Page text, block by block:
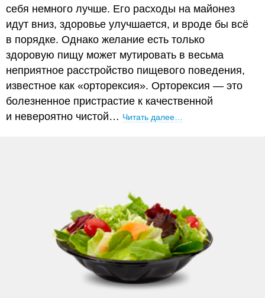
себя немного лучше. Его расходы на майонез
идут вниз, здоровье улучшается, и вроде бы всё
в порядке. Однако желание есть только
здоровую пищу может мутировать в весьма
неприятное расстройство пищевого поведения,
известное как «орторексия». Орторексия — это
болезненное пристрастие к качественной
и невероятно чистой… Читать далее…